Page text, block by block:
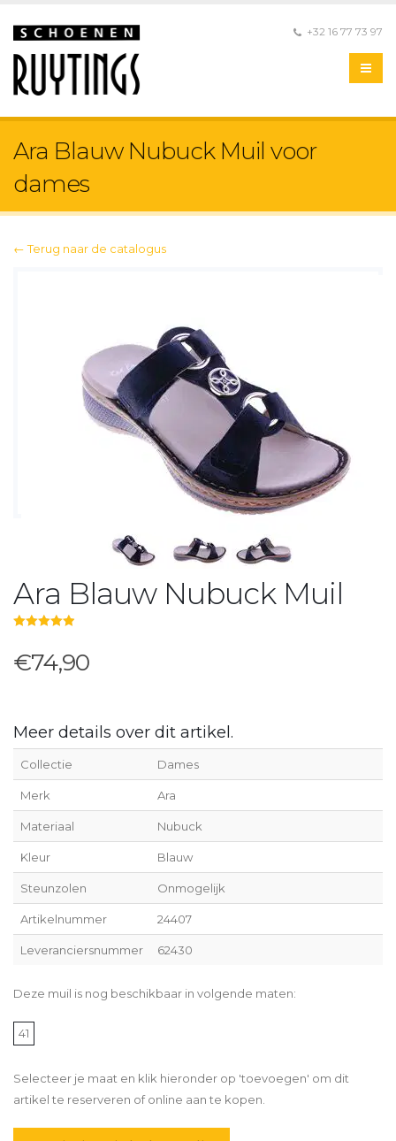
+32 16 77 73 97
Ara Blauw Nubuck Muil voor
dames
← Terug naar de catalogus
Ara Blauw Nubuck Muil
€74,90
Meer details over dit artikel.
Collectie Dames
Merk Ara
Materiaal Nubuck
Kleur Blauw
Steunzolen Onmogelijk
Artikelnummer 24407
Leveranciersnummer 62430
Deze muil is nog beschikbaar in volgende maten:
41
Selecteer je maat en klik hieronder op 'toevoegen' om dit
artikel te reserveren of online aan te kopen.